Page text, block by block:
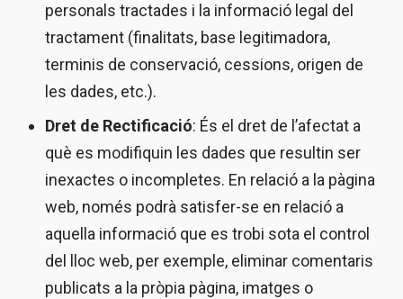
personals tractades i la informació legal del
tractament (finalitats, base legitimadora,
terminis de conservació, cessions, origen de
les dades, etc.).
Dret de Rectificació: És el dret de l’afectat a
què es modifiquin les dades que resultin ser
inexactes o incompletes. En relació a la pàgina
web, només podrà satisfer-se en relació a
aquella informació que es trobi sota el control
del lloc web, per exemple, eliminar comentaris
publicats a la pròpia pàgina, imatges o